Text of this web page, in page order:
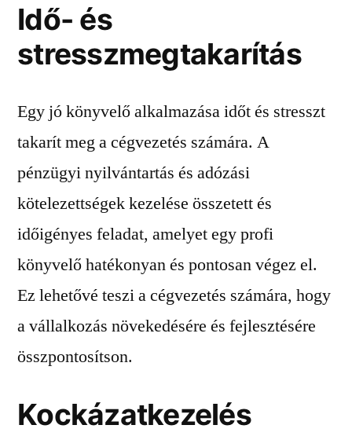
Idő- és
stresszmegtakarítás
Egy jó könyvelő alkalmazása időt és stresszt
takarít meg a cégvezetés számára. A
pénzügyi nyilvántartás és adózási
kötelezettségek kezelése összetett és
időigényes feladat, amelyet egy profi
könyvelő hatékonyan és pontosan végez el.
Ez lehetővé teszi a cégvezetés számára, hogy
a vállalkozás növekedésére és fejlesztésére
összpontosítson.
Kockázatkezelés